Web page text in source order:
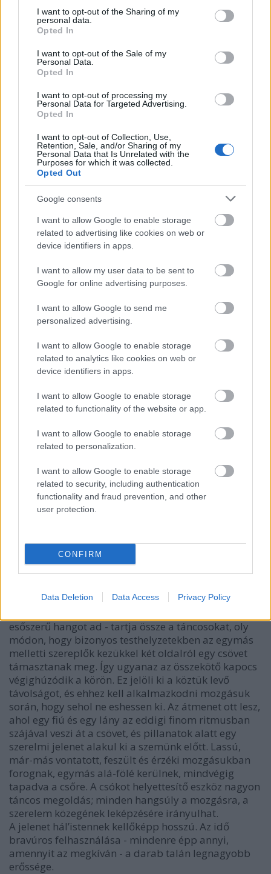
not limited to your visit or usage behaviour. You may click to
grant or deny consent to Google and its third-party tags to
use your data for below specified purposes in below Google
consent section.
I want to opt-out of the Sharing of my
personal data.
Opted In
I want to opt-out of the Sale of my
Personal Data.
Opted In
I want to opt-out of processing my
Personal Data for Targeted Advertising.
Opted In
I want to opt-out of Collection, Use,
Retention, Sale, and/or Sharing of my
Personal Data that Is Unrelated with the
Purposes for which it was collected.
Opted Out
Google consents
I want to allow Google to enable storage
related to advertising like cookies on web or
device identifiers in apps.
I want to allow my user data to be sent to
Google for online advertising purposes.
I want to allow Google to send me
personalized advertising.
I want to allow Google to enable storage
related to analytics like cookies on web or
device identifiers in apps.
I want to allow Google to enable storage
related to functionality of the website or app.
I want to allow Google to enable storage
related to personalization.
I want to allow Google to enable storage
related to security, including authentication
functionality and fraud prevention, and other
user protection.
CONFIRM
Data Deletion Data Access Privacy Policy
előadásból
A néző nagyon hamar tud alkalmazkodni ehhez a
nyelvhez, mert magától értetődően tálalják neki, és
játékot hozza vissza Szabó Réka, aminek
kisgyerekkorunkban lehettünk részesei, - ott is az
óvódás jel a táncosok ruháin, egyikén a cseresznye,
másikén a vitorlás... - ami a felszabadultságot és a
kreativitást illeti, ugyanakkor érettség, rálátás,
összefogottság, fegyelmezettség, és tudás jellemzi,
így távolról sem l’art pour l’art. A fent említett
jelenetek arra is jó példák, hogy milyen villámgyors
ötletcikázásoktól gazdag a darab, akár nyelvileg
nézzük, akár a testhelyzetek, szereplehetőségek
gyors váltakozása szempontjából. Sok-sok
improvizáció is beleépülhetett.
Jelenet az
előadásból
A rendkívül jól összeillő, és csupa önnön jogán is
átütő szereplőből álló társulat, a Tünet együttes
(Dózsa Ákos, Gold Bea, Gőz István, Kántor Kata,
Kövesdi László, Szász Dániel, és Ilkay Türkoglu)
egyben kiváló színészek is, izgalmas egyéniségek, a
csapaton belüli erőviszonyok kiegyensúlyozottak.
Zsigereikből játszanak, vitálisan, teljes szívvel, és
profin. Ott, a színpadon élik át mindazt, amit
elmondanak és eltáncolnak, s emellett kivételes az
összetartásuk. Szeretettel és iróniával viseltetnek
egymás iránt, ami intim, oldott közeget teremt, és
átragad a nézőre is. Munkájuk értékét és színvonalát
az egymásra odafigyelés a legnagyobb fokra emeli.
A játék frissessége még pluszban hozzátesz ehhez.
Gyönyörűen átszűrődik a műhelymunka hangulata
bontakozik ki.
Jelenet az
esőszerű hangot ad - tartja össze a táncosokat, oly
módon, hogy bizonyos testhelyzetekben az egymás
melletti szereplők kezükkel két oldalról egy csövet
támasztanak meg. Így ugyanaz az összekötő kapocs
végighúzódik a körön. Ez jelöli ki a köztük levő
távolságot, és ehhez kell alkalmazkodni mozgásuk
során, hogy sehol ne eshessen ki. Az átmenet ott lesz,
ahol egy fiú és egy lány az eddigi finom ritmusban
szájával veszi át a csövet, és pillanatok alatt egy
szerelmi jelenet alakul ki a szemünk előtt. Lassú,
már-más vontatott, feszült és érzéki mozgásukban
forognak, egymás alá-fölé kerülnek, mindvégig
tapadva a csőre. A csókot helyettesítő eszköz nagyon
táncos megoldás; minden hangsúly a mozgásra, a
szerelem közegének leképzésére irányulhat.
A jelenet hál’istennek kellőképp hosszú. Az idő
bravúros felhasználása - mindenre épp annyi,
amennyit az megkíván - a darab talán legnagyobb
erőssége.